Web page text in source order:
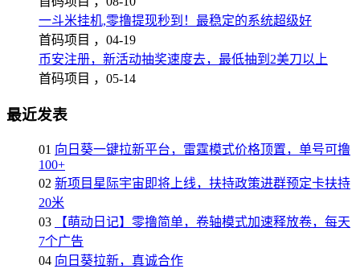
一斗米挂机,零撸提现秒到！最稳定的系统超级好
首码项目 ， 04-19
币安注册，新活动抽奖速度去，最低抽到2美刀以上
首码项目 ， 05-14
最近发表
01 向日葵一键拉新平台，雷霆模式价格顶置，单号可撸
100+
02 新项目星际宇宙即将上线，扶持政策进群预定卡扶持
20米
03
【萌动日记】零撸简单，卷轴模式加速释放卷，每天
7个广告
04 向日葵拉新，真诚合作